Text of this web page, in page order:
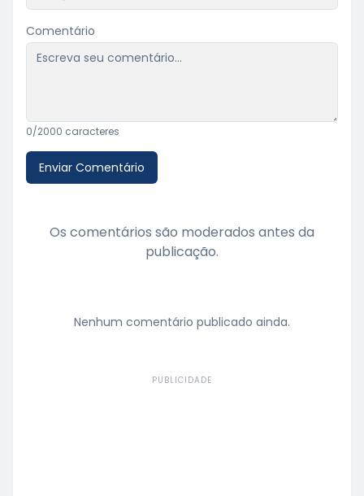
Comentário
0/2000 caracteres
Enviar Comentário
Os comentários são moderados antes da
publicação.
Nenhum comentário publicado ainda.
PUBLICIDADE